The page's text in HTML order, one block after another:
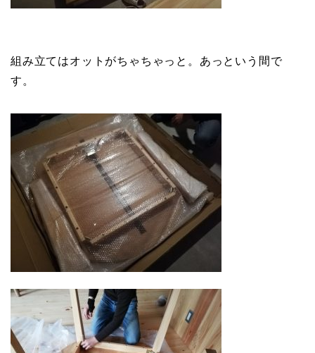
組み立てはオットがちゃちゃっと。あっという間で
す。